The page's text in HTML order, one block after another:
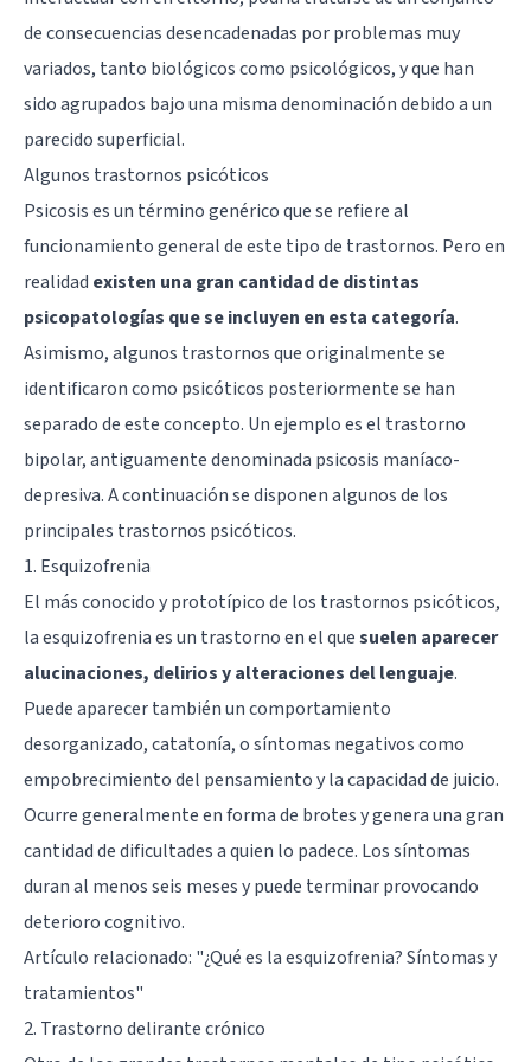
de consecuencias desencadenadas por problemas muy
variados, tanto biológicos como psicológicos, y que han
sido agrupados bajo una misma denominación debido a un
parecido superficial.
Algunos trastornos psicóticos
Psicosis es un término genérico que se refiere al
funcionamiento general de este tipo de trastornos. Pero en
realidad existen una gran cantidad de distintas
psicopatologías que se incluyen en esta categoría.
Asimismo, algunos trastornos que originalmente se
identificaron como psicóticos posteriormente se han
separado de este concepto. Un ejemplo es el trastorno
bipolar, antiguamente denominada psicosis maníaco-
depresiva. A continuación se disponen algunos de los
principales trastornos psicóticos.
1. Esquizofrenia
El más conocido y prototípico de los trastornos psicóticos,
la esquizofrenia es un trastorno en el quesuelen aparecer
alucinaciones, delirios y alteraciones del lenguaje.
Puede aparecer también un comportamiento
desorganizado, catatonía, o síntomas negativos como
empobrecimiento del pensamiento y la capacidad de juicio.
Ocurre generalmente en forma de brotes y genera una gran
cantidad de dificultades a quien lo padece. Los síntomas
duran al menos seis meses y puede terminar provocando
deterioro cognitivo.
Artículo relacionado: "¿Qué es la esquizofrenia? Síntomas y
tratamientos"
2. Trastorno delirante crónico